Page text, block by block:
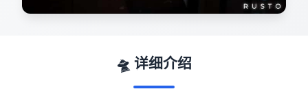
🛸 详细介绍